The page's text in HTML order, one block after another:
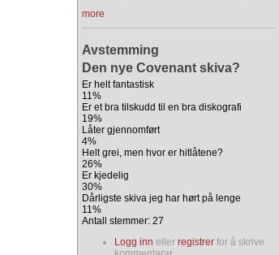
more
Avstemming
Den nye Covenant skiva?
Er helt fantastisk
11%
Er et bra tilskudd til en bra diskografi
19%
Låter gjennomført
4%
Helt grei, men hvor er hitlåtene?
26%
Er kjedelig
30%
Dårligste skiva jeg har hørt på lenge
11%
Antall stemmer: 27
Logg inn eller registrer for å skrive